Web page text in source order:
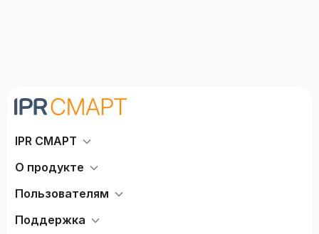
IPR СМАРТ
О продукте
Пользователям
Поддержка